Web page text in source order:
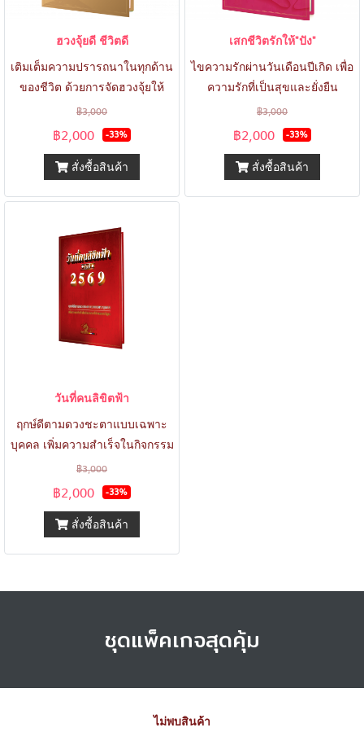
ฮวงจุ้ยดี ชีวิตดี
เติมเต็มความปรารถนาในทุกด้าน
ของชีวิต ด้วยการจัดฮวงจุ้ยให้
เหมาะสมกับดวงชะตา
฿3,000
฿2,000 -33%
สั่งซื้อสินค้า
เสกชีวิตรักให้"ปัง"
ไขความรักผ่านวันเดือนปีเกิด เพื่อ
ความรักที่เป็นสุขและยั่งยืน
฿3,000
฿2,000 -33%
สั่งซื้อสินค้า
วันที่คนลิขิตฟ้า
ฤกษ์ดีตามดวงชะตาแบบเฉพาะ
บุคคล เพิ่มความสำเร็จในกิจกรรม
ที่ทำแบบทวีคูณ
฿3,000
฿2,000 -33%
สั่งซื้อสินค้า
ชุดแพ็คเกจสุดคุ้ม
ไม่พบสินค้า